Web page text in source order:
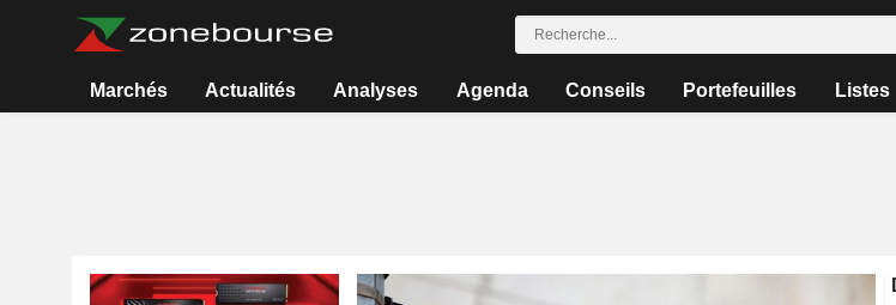
Marchés Actualités Analyses Agenda Conseils Portefeuilles Listes